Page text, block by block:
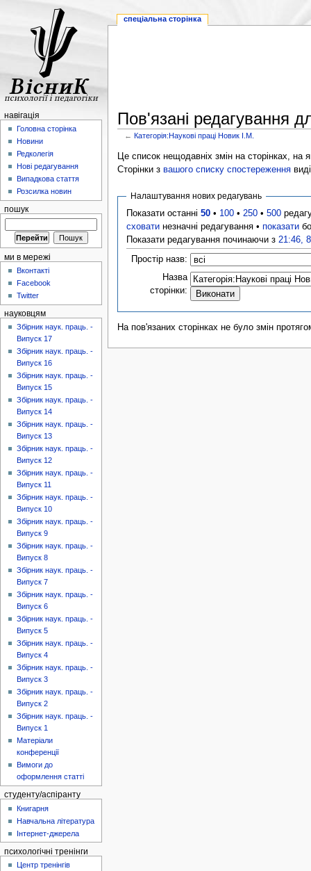
Пов'язані редагування
←Категорія:Наукові праці Новик І.М.
Це список нещодавніх змін на сторінках, на
Сторінки з вашого списку спостереження
Налаштування нових редагувань
Показати останні50 • 100 • 250 •500
сховати незначні редагування •показати
Показати редагування починаючи з 21:46,
Простір назв:
Назва
сторінки:
На пов'язаних сторінках не було змін
спеціальна сторінка
навігація
Головна сторінка
Новини
Редколегія
Нові редагування
Випадкова стаття
Розсилка новин
пошук
ми в мережі
Вконтакті
Facebook
Twitter
науковцям
Збірник наук. праць. -
Випуск 17
Збірник наук. праць. -
Випуск 16
Збірник наук. праць. -
Випуск 15
Збірник наук. праць. -
Випуск 14
Збірник наук. праць. -
Випуск 13
Збірник наук. праць. -
Випуск 12
Збірник наук. праць. -
Випуск 11
Збірник наук. праць. -
Випуск 10
Збірник наук. праць. -
Випуск 9
Збірник наук. праць. -
Випуск 8
Збірник наук. праць. -
Випуск 7
Збірник наук. праць. -
Випуск 6
Збірник наук. праць. -
Випуск 5
Збірник наук. праць. -
Випуск 4
Збірник наук. праць. -
Випуск 3
Збірник наук. праць. -
Випуск 2
Збірник наук. праць. -
Випуск 1
Матеріали
конференції
Вимоги до
оформлення статті
студенту/аспіранту
Книгарня
Навчальна література
Інтернет-джерела
психологічні тренінги
Центр тренінгів